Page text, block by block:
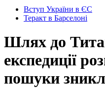
Вступ України в ЄС
Теракт в Барселоні
Шлях до
експедиції
пошуки